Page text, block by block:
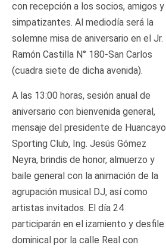
con recepción a los socios, amigos y
simpatizantes. Al mediodía será la
solemne misa de aniversario en el Jr.
Ramón Castilla N° 180-San Carlos
(cuadra siete de dicha avenida).
A las 13:00 horas, sesión anual de
aniversario con bienvenida general,
mensaje del presidente de Huancayo
Sporting Club, Ing. Jesús Gómez
Neyra, brindis de honor, almuerzo y
baile general con la animación de la
agrupación musical DJ, así como
artistas invitados. El día 24
participarán en el izamiento y desfile
dominical por la calle Real con